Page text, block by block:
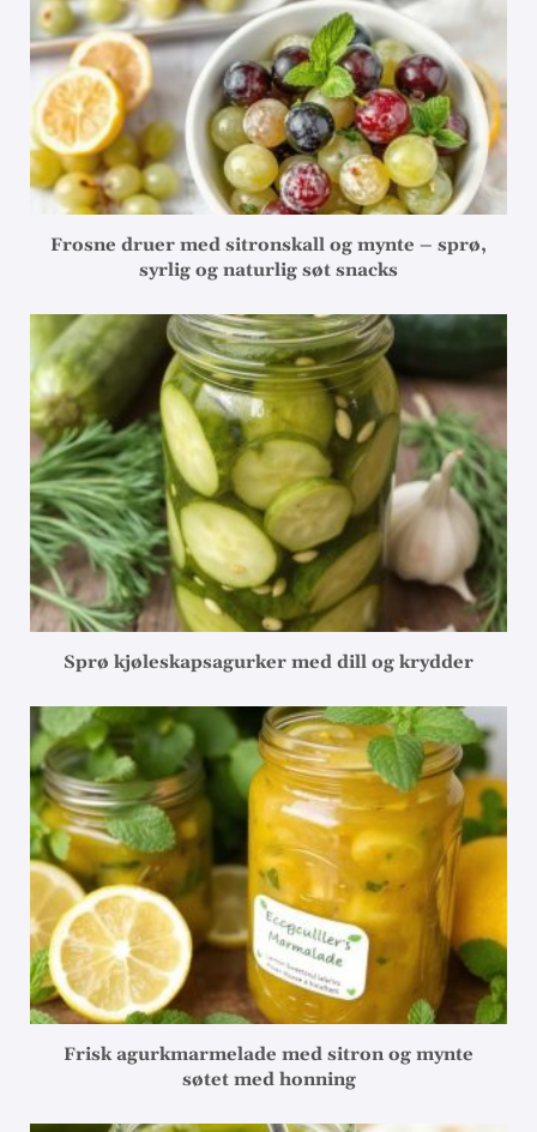
Frosne druer med sitronskall og mynte – sprø,
syrlig og naturlig søt snacks
Sprø kjøleskapsagurker med dill og krydder
Frisk agurkmarmelade med sitron og mynte
søtet med honning